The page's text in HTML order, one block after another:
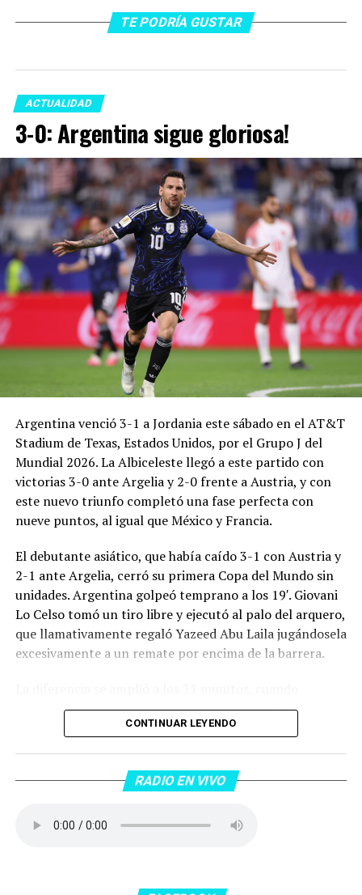
TE PODRÍA GUSTAR
ACTUALIDAD
3-0: Argentina sigue gloriosa!
Argentina venció 3-1 a Jordania este sábado en el AT&T
Stadium de Texas, Estados Unidos, por el Grupo J del
Mundial 2026. La Albiceleste llegó a este partido con
victorias 3-0 ante Argelia y 2-0 frente a Austria, y con
este nuevo triunfo completó una fase perfecta con
nueve puntos, al igual que México y Francia.
El debutante asiático, que había caído 3-1 con Austria y
2-1 ante Argelia, cerró su primera Copa del Mundo sin
unidades. Argentina golpeó temprano a los 19′. Giovani
Lo Celso tomó un tiro libre y ejecutó al palo del arquero,
que llamativamente regaló Yazeed Abu Laila jugándosela
excesivamente a un remate por encima de la barrera.
Lautaro Martínez convirtió de penal el 2-0. El Toro
anotó su primer gol en Copas del Mundo, tras no
dentro del área sobre Marcos Senesi, que intentó ir a
una segunda pelota luego de un tiro en el travesaño del
patada en la cara del jugador jordano.
CONTINUAR LEYENDO
RADIO EN VIVO